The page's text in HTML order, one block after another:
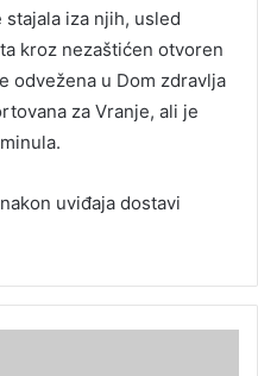
iza njih, usled
kroz nezaštićen otvoren
odvežena u Dom zdravlja
za Vranje, ali je
uviđaja dostavi